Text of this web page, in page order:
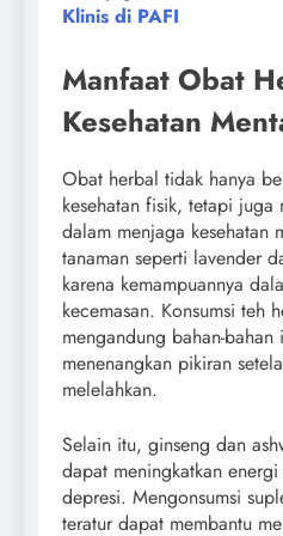
Klinis di PAFI
Manfaat Obat
Kesehatan
Obat herbal tidak hanya
kesehatan fisik, tetapi
dalam menjaga kesehatan
tanaman seperti lavender
karena kemampuannya
kecemasan. Konsumsi teh
mengandung bahan-
menenangkan pikiran
melelahkan.
Selain itu, ginseng dan
dapat meningkatkan
depresi. Mengonsumsi
teratur dapat membantu